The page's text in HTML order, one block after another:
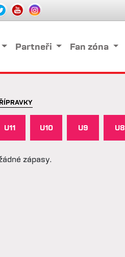
Partneři Fan zóna
U11 U10 U9 U8
zápasy.